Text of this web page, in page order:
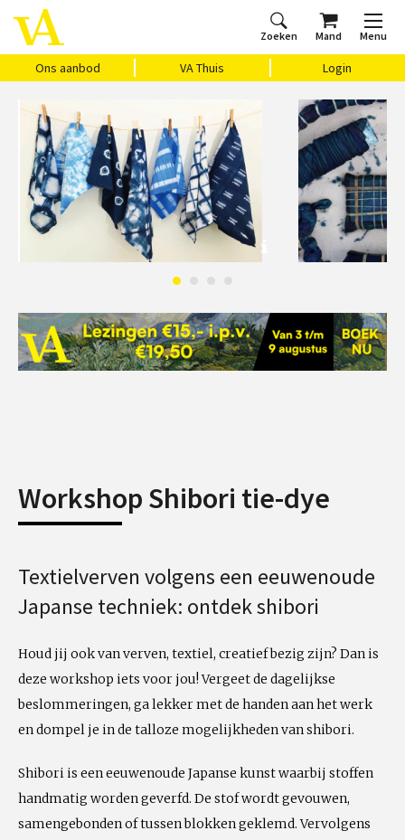
Zoeken Mand Menu
Ons aanbod VA Thuis Login
Home
Ons aanbod
Agenda
VAthuis
Over ons
Vragen?
Cadeaubon
Workshop Shibori tie-dye
Textielverven volgens een eeuwenoude
Japanse techniek: ontdek shibori
Houd jij ook van verven, textiel, creatief bezig zijn? Dan is
deze workshop iets voor jou! Vergeet de dagelijkse
beslommeringen, ga lekker met de handen aan het werk
en dompel je in de talloze mogelijkheden van shibori.
Shibori is een eeuwenoude Japanse kunst waarbij stoffen
handmatig worden geverfd. De stof wordt gevouwen,
samengebonden of tussen blokken geklemd. Vervolgens